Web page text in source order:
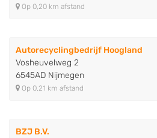
Op 0,20 km afstand
Autorecyclingbedrijf Hoogland
Vosheuvelweg 2
6545AD Nijmegen
Op 0,21 km afstand
BZJ B.V.